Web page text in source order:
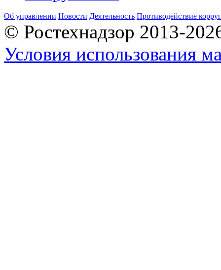
Об управлении Новости Деятельность Противодействие
© Ростехнадзор 2013-
Условия использования